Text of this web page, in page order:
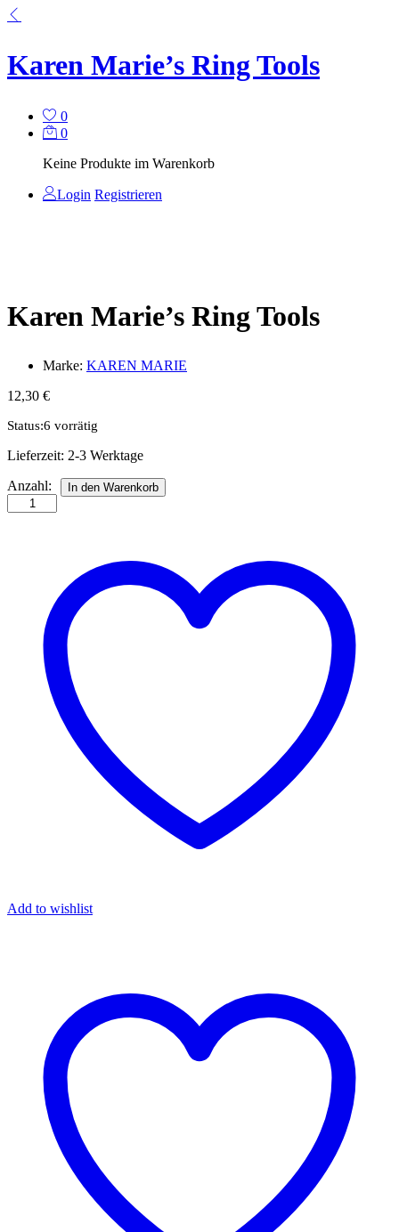
Karen Marie’s Ring Tools
0
0
Keine Produkte im Warenkorb
Login Registrieren
Karen Marie’s Ring Tools
Marke: KAREN MARIE
12,30 €
Status:6 vorrätig
Lieferzeit: 2-3 Werktage
Karen
Marie's
Ring
Anzahl: In den Warenkorb
Add to wishlist